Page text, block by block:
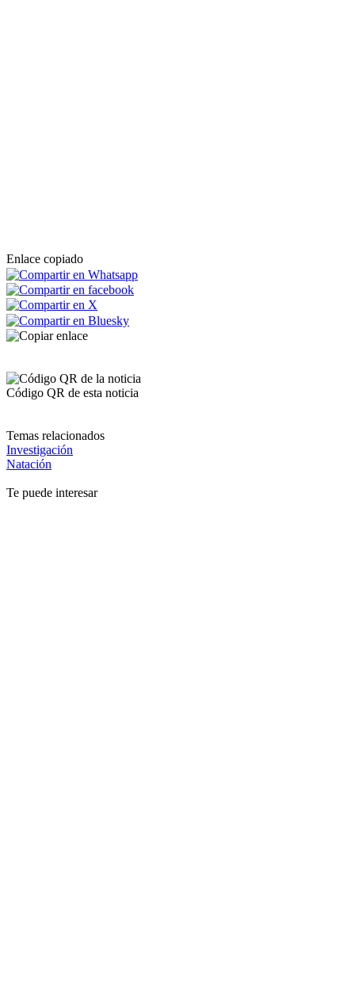
Enlace copiado
Código QR de esta noticia
Temas relacionados
Investigación
Natación
Te puede interesar